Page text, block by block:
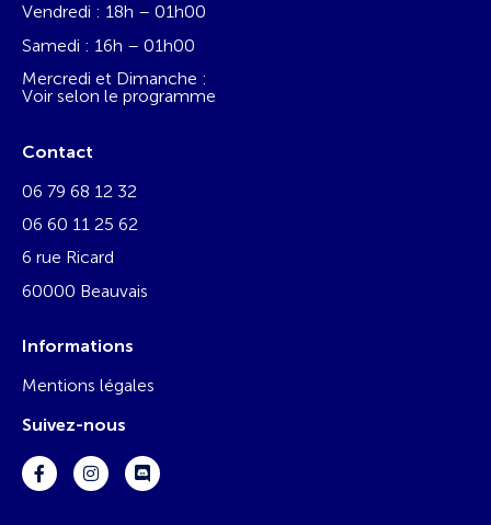
Vendredi : 18h – 01h00
Samedi : 16h – 01h00
Mercredi et Dimanche :
Voir selon le programme
Contact
06 79 68 12 32
06 60 11 25 62
6 rue Ricard
60000 Beauvais
Informations
Mentions légales
Suivez-nous